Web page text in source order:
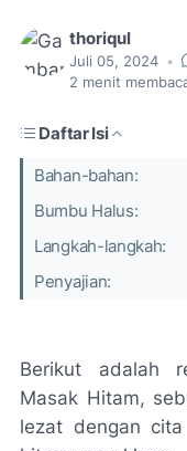
thoriqul
Juli 05, 2024 •
2 menit
Daftar Isi
Bahan-bahan:
Bumbu Halus:
Langkah-langkah:
Penyajian:
Berikut adalah
Masak Hitam,
lezat dengan